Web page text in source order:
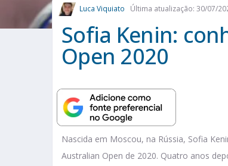
Luca Viquiato Última atualização: 30/07/
Sofia Kenin:
Open 2020
Nascida em Moscou, na Rússia, Sofia
Australian Open de 2020. Quatro anos